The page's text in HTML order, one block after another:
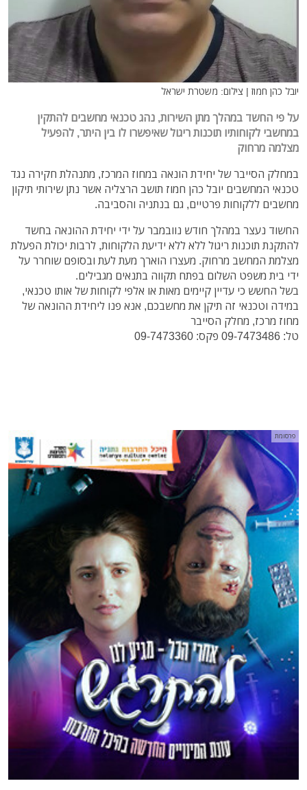
יובל כהן חמוז | צילום: משטרת ישראל
על פי החשד במהלך מתן השירות, נהג טכנאי מחשבים להתקין
במחשבי לקוחותיו תוכנות ריגול שאיפשרו לו בין היתר, להפעיל
מצלמה מרחוק
במחלק הסייבר של יחידת הונאה במחוז המרכז, מתנהלת חקירה נגד
טכנאי המחשבים יובל כהן חמוז תושב הרצליה אשר נתן שירותי תיקון
מחשבים ללקוחות פרטיים, גם בנתניה והסביבה.
החשוד נעצר במהלך חודש נוובמברעל ידי יחידת ההונאה בחשד
להתקנת תוכנות ריגול ללאללא ידיעת הלקוחות, לרבות יכולת הפעלת
מצלמת המחשב מרחוק. מעצרו הוארך מעת לעת ובסופם שוחרר על
ידי בית משפט השלום בפתח תקווה בתנאים מגבילים.
בשל החשש כי עדיין קיימים מאות או אלפי לקוחות של אותו טכנאי,
במידה וטכנאי זה תיקן את מחשבכם, אנא פנו ליחידת ההונאה של
מחוז מרכז, מחלק הסייבר
טל: 09-7473486 פקס: 09-7473360
פרסומת